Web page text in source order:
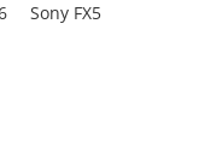
Sony FX5